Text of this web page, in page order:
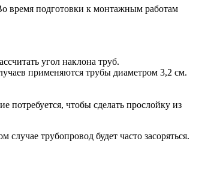
время подготовки к монтажным работам
угол наклона труб.
применяются трубы диаметром 3,2 см.
потребуется, чтобы сделать прослойку из
трубопровод будет часто засоряться.